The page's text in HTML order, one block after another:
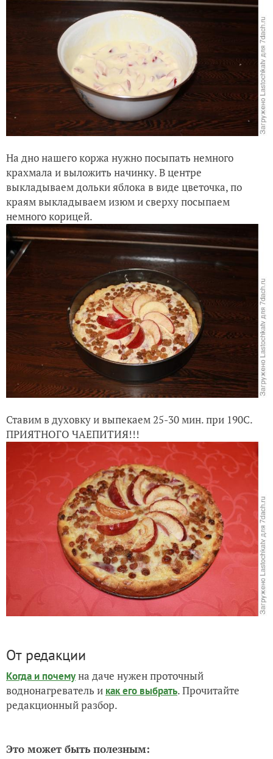
На дно нашего коржа нужно посыпать немного
крахмала и выложить начинку. В центре
выкладываем дольки яблока в виде цветочка, по
краям выкладываем изюм и сверху посыпаем
немного корицей.
Ставим в духовку и выпекаем 25-30 мин. при 190С.
ПРИЯТНОГО ЧАЕПИТИЯ!!!
От редакции
Когда и почемуна даче нужен проточный
воднонагреватель и как его выбрать. Прочитайте
редакционный разбор.
Это может быть полезным: